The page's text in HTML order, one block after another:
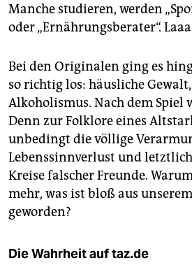
Manche studieren, werden
oder „Ernährungsberater“.
Bei den Originalen ging es
so richtig los: häusliche
Alkoholismus. Nach dem Spiel
Denn zur Folklore eines
unbedingt die völlige
Lebenssinnverlust und
Kreise falscher Freunde.
mehr, was ist bloß aus
geworden?
Die Wahrheit auf taz.de